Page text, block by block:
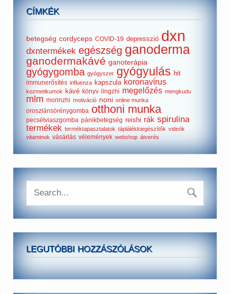
CÍMKÉK
betegség cordyceps COVID-19 depresszió dxn
dxntermékek egészség ganoderma
ganodermakávé ganoterápia
gyógygomba gyógyszer gyógyulás hit
immunerősítés influenza kapszula koronavírus
kozmetikumok kávé könyv lingzhi megelőzés mengkudu
mlm morinzhi motiváció noni online munka
oroszlánsörénygomba otthoni munka
pecsétviaszgomba pánikbetegség reishi rák spirulina
termékek terméktapasztalatok táplálékkiegészítők videók
vitaminok vásárlás vélemények webshop átverés
LEGUTÓBBI HOZZÁSZÓLÁSOK